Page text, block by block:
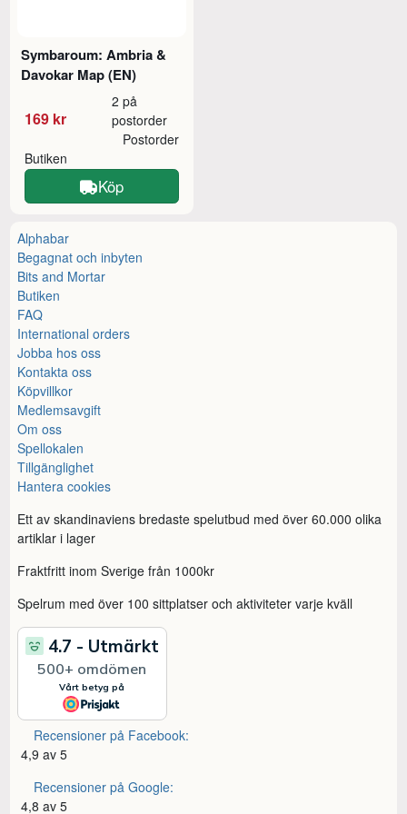
Symbaroum: Ambria &
Davokar Map (EN)
169 kr
2 på
postorder
Butiken
Postorder
Köp
Alphabar
Begagnat och inbyten
Bits and Mortar
Butiken
FAQ
International orders
Jobba hos oss
Kontakta oss
Köpvillkor
Medlemsavgift
Om oss
Spellokalen
Tillgänglighet
Hantera cookies
Ett av skandinaviens bredaste spelutbud med över 60.000 olika
artiklar i lager
Fraktfritt inom Sverige från 1000kr
Spelrum med över 100 sittplatser och aktiviteter varje kväll
Recensioner på Facebook:
4,9 av 5
Recensioner på Google:
4,8 av 5